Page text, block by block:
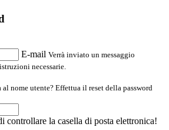
E-mail Verrà inviato un messaggio
necessarie.
nome utente? Effettua il reset della password
controllare la casella di posta elettronica!